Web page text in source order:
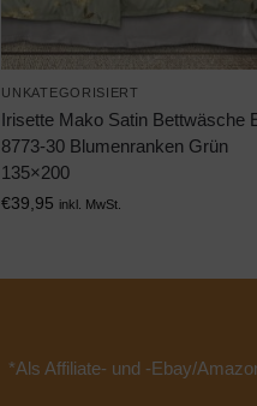
UNKATEGORISIERT
Irisette Mako Satin Bettwäsche
8773-30 Blumenranken Grün
135×200
€39,95 inkl. MwSt.
*Als Affiliate- und -Ebay/